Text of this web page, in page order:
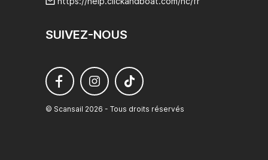
SUIVEZ-NOUS
© Scansail 2026 - Tous droits réservés